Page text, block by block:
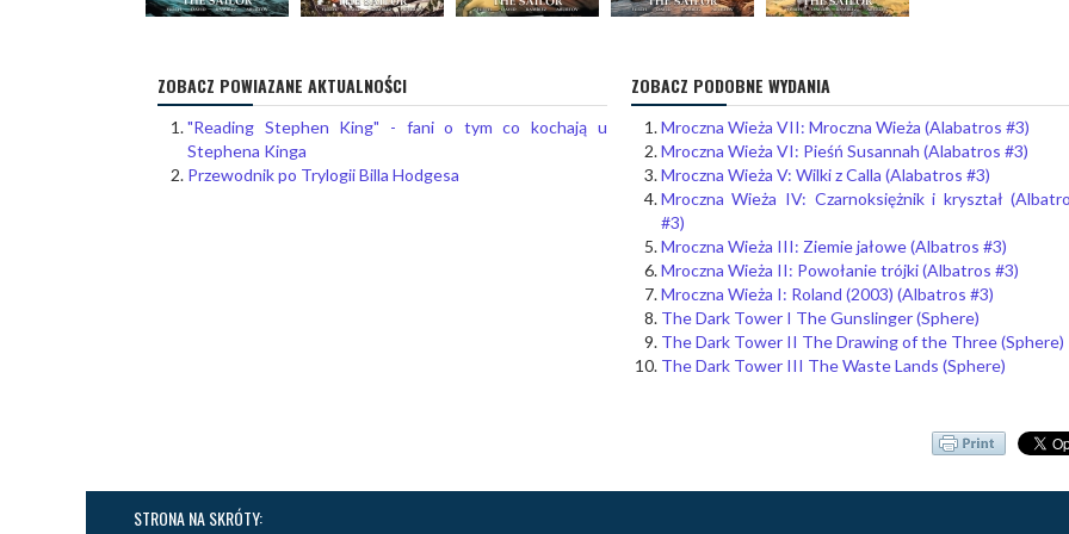
ZOBACZ POWIAZANE AKTUALNOŚCI
"Reading Stephen King" - fani o tym co kochają u
Stephena Kinga
Przewodnik po Trylogii Billa Hodgesa
ZOBACZ PODOBNE WYDANIA
Mroczna Wieża VII: Mroczna Wieża (Alabatros #3)
Mroczna Wieża VI: Pieśń Susannah (Alabatros #3)
Mroczna Wieża V: Wilki z Calla (Alabatros #3)
Mroczna Wieża IV: Czarnoksiężnik i kryształ
#3)
Mroczna Wieża III: Ziemie jałowe (Albatros #3)
Mroczna Wieża II: Powołanie trójki (Albatros #3)
Mroczna Wieża I: Roland (2003) (Albatros #3)
The Dark Tower I The Gunslinger (Sphere)
The Dark Tower II The Drawing of the Three (Sphere)
The Dark Tower III The Waste Lands (Sphere)
STRONA NA SKRÓTY: